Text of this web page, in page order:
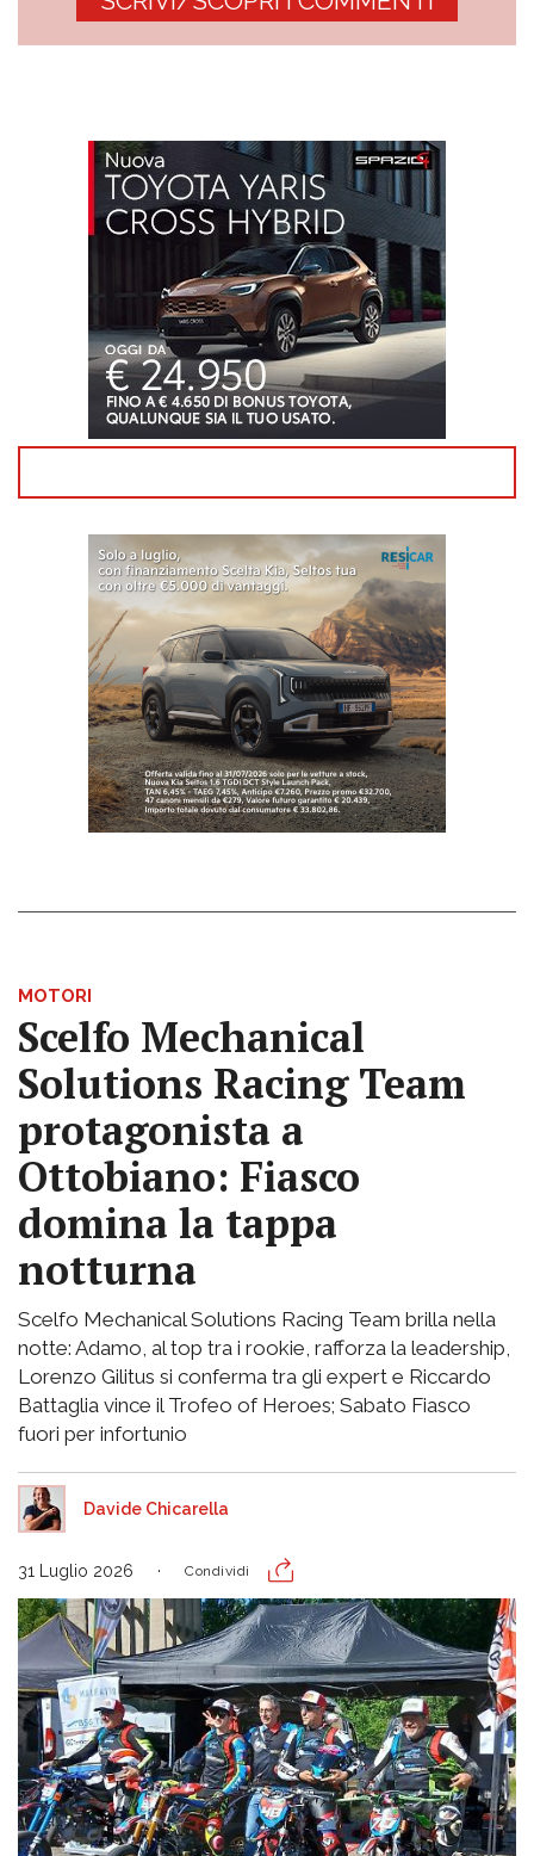
MOTORI
Scelfo Mechanical
Solutions Racing Team
protagonista a
Ottobiano: Fiasco
domina la tappa
notturna
Scelfo Mechanical Solutions Racing Team brilla nella
notte: Adamo, al top tra i rookie, rafforza la leadership,
Lorenzo Gilitus si conferma tra gli expert e Riccardo
Battaglia vince il Trofeo of Heroes; Sabato Fiasco
fuori per infortunio
Davide Chicarella
31 Luglio 2026 Condividi